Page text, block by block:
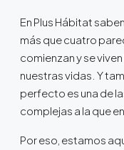
En Plus Hábitat
más que cuatro
comienzan y se
nuestras vidas. Y
perfecto es una de
complejas a la que
Por eso, estamos